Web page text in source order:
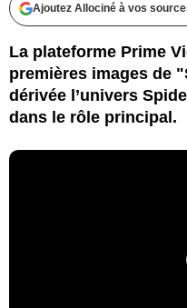
Ajoutez Allociné à vos
La plateforme Prime
premières images de
dérivée l’univers
dans le rôle principal.